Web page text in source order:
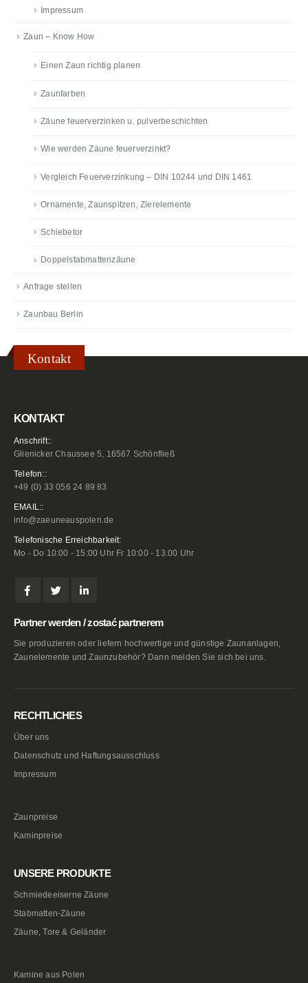
Impressum
Zaun – Know How
Einen Zaun richtig planen
Zaunfarben
Zäune feuerverzinken u. pulverbeschichten
Wie werden Zäune feuerverzinkt?
Vergleich Feuerverzinkung – DIN 10244 und DIN 1461
Ornamente, Zaunspitzen, Zierelemente
Schiebetor
Doppelstabmattenzäune
Anfrage stellen
Zaunbau Berlin
Kontakt
KONTAKT
Anschrift::
Glienicker Chaussee 5, 16567 Schönfließ
Telefon::
+49 (0) 33 056 24 89 83
EMAIL::
info@zaeuneauspolen.de
Telefonische Erreichbarkeit:
Mo - Do 10:00 - 15:00 Uhr Fr 10:00 - 13.00 Uhr
Partner werden / zostać partnerem
Sie produzieren oder liefern hochwertige und günstige Zaunanlagen,
Zaunelemente und Zaunzubehör? Dann melden Sie sich bei uns.
RECHTLICHES
Über uns
Datenschutz und Haftungsausschluss
Impressum
Zaunpreise
Kaminpreise
UNSERE PRODUKTE
Schmiedeeiserne Zäune
Stabmatten-Zäune
Zäune, Tore & Geländer
Kamine aus Polen